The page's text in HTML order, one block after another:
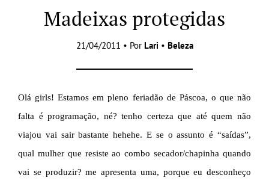
Madeixas protegidas
21/04/2011 • Por Lari • Beleza
Olá girls! Estamos em pleno feriadão de Páscoa, o que não
falta é programação, né? tenho certeza que até quem não
viajou vai sair bastante hehehe. E se o assunto é “saídas”,
qual mulher que resiste ao combo secador/chapinha quando
vai se produzir? me apresenta uma, porque eu desconheço